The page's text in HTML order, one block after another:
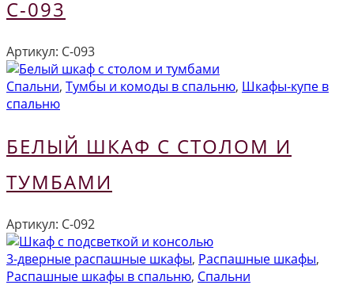
С-093
Артикул: С-093
Спальни, Тумбы и комоды в спальню, Шкафы-купе в
спальню
БЕЛЫЙ ШКАФ С СТОЛОМ И
ТУМБАМИ
Артикул: С-092
3-дверные распашные шкафы, Распашные шкафы,
Распашные шкафы в спальню, Спальни